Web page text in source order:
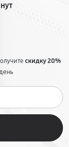
скидку 20%